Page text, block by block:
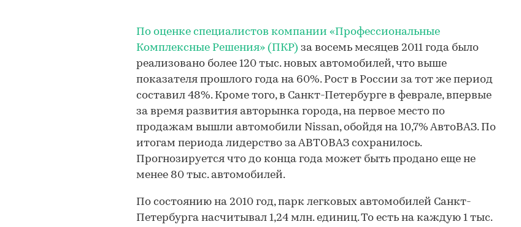
По оценке специалистов компании «Профессиональные
Комплексные Решения» (ПКР) за восемь месяцев 2011 года было
реализовано более 120 тыс. новых автомобилей, что выше
показателя прошлого года на 60%. Рост в России за тот же период
составил 48%. Кроме того, в Санкт-Петербурге в феврале, впервые
за время развития авторынка города, на первое место по
продажам вышли автомобили Nissan, обойдя на 10,7% АвтоВАЗ. По
итогам периода лидерство за АВТОВАЗ сохранилось.
Прогнозируется что до конца года может быть продано еще не
менее 80 тыс. автомобилей.
По состоянию на 2010 год, парк легковых автомобилей Санкт-
Петербурга насчитывал 1,24 млн. единиц. То есть на каждую 1 тыс.